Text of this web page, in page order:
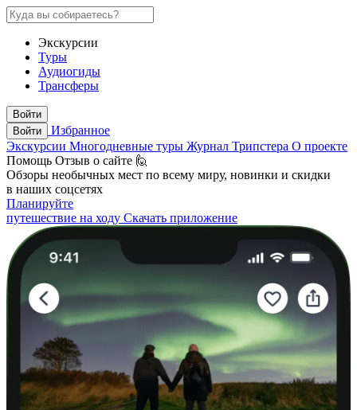
Экскурсии
Туры
Аудиогиды
Трансферы
Войти
Войти
Избранное
Экскурсии Многодневные туры Журнал Трипстера О проекте
Помощь Отзыв о сайте 🙋
Обзоры необычных мест по всему миру, новинки и скидки
в наших соцсетях
Планируйте
путешествие на ходу Скачать приложение